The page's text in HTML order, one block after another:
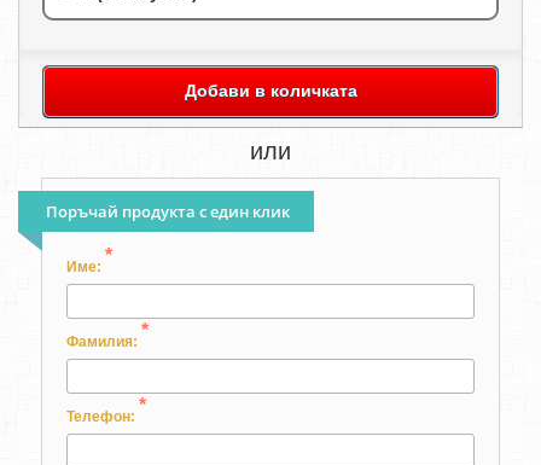
Добави в количката
или
Поръчай продукта с един клик
Име:
*
Фамилия:
*
Телефон:
*